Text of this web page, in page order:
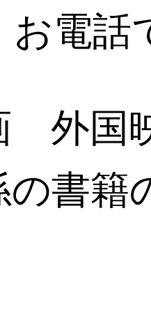
お電話
外国
の書籍